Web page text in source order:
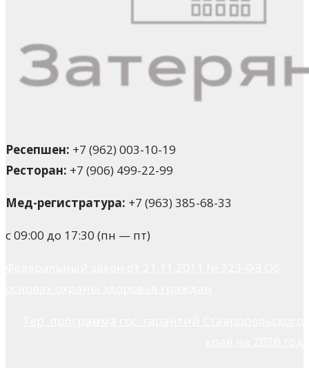
Ресепшен: +7 (962) 003-10-19
Ресторан: +7 (906) 499-22-99
Мед-регистратура: ‎+7 (963) 385-68-33
с 09:00 до 17:30 (пн — пт)